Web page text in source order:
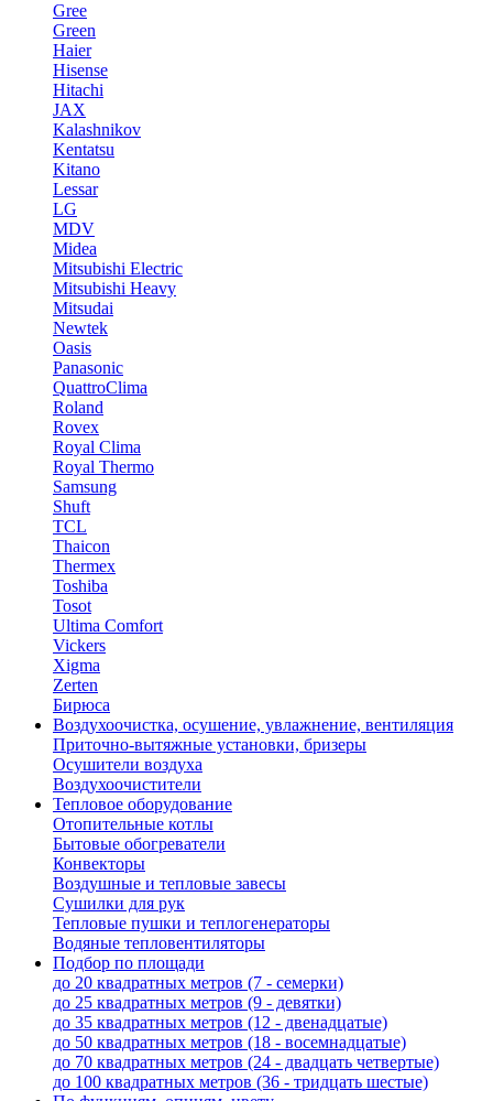
Gree
Green
Haier
Hisense
Hitachi
JAX
Kalashnikov
Kentatsu
Kitano
Lessar
LG
MDV
Midea
Mitsubishi Electric
Mitsubishi Heavy
Mitsudai
Newtek
Oasis
Panasonic
QuattroClima
Roland
Rovex
Royal Clima
Royal Thermo
Samsung
Shuft
TCL
Thaicon
Thermex
Toshiba
Tosot
Ultima Comfort
Vickers
Xigma
Zerten
Бирюса
Воздухоочистка, осушение, увлажнение, вентиляция
Приточно-вытяжные установки, бризеры
Осушители воздуха
Воздухоочистители
Тепловое оборудование
Отопительные котлы
Бытовые обогреватели
Конвекторы
Воздушные и тепловые завесы
Сушилки для рук
Тепловые пушки и теплогенераторы
Водяные тепловентиляторы
Подбор по площади
до 20 квадратных метров (7 - семерки)
до 25 квадратных метров (9 - девятки)
до 35 квадратных метров (12 - двенадцатые)
до 50 квадратных метров (18 - восемнадцатые)
до 70 квадратных метров (24 - двадцать четвертые)
до 100 квадратных метров (36 - тридцать шестые)